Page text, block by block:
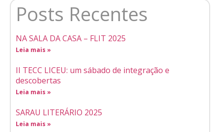
Posts Recentes
NA SALA DA CASA – FLIT 2025
Leia mais »
II TECC LICEU: um sábado de integração e
descobertas
Leia mais »
SARAU LITERÁRIO 2025
Leia mais »